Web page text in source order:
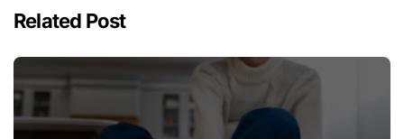
Related Post